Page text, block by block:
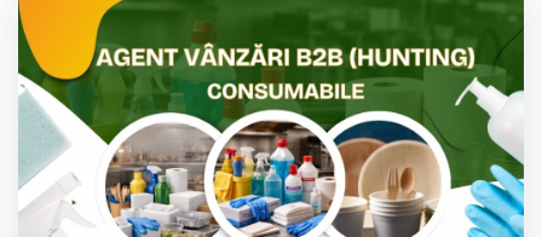
Calcularea și evidența tichetelor de masă
Afișează tot